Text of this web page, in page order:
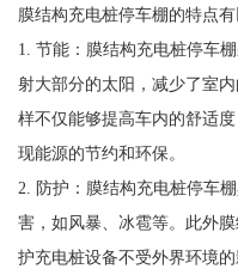
膜结构充电桩停车棚的特点有
1. 节能：膜结构充电桩停车
射大部分的太阳，减少了室
样不仅能够提高车内的舒适
现能源的节约和环保。
2. 防护：膜结构充电桩停车
害，如风暴、冰雹等。此外
护充电桩设备不受外界环境的